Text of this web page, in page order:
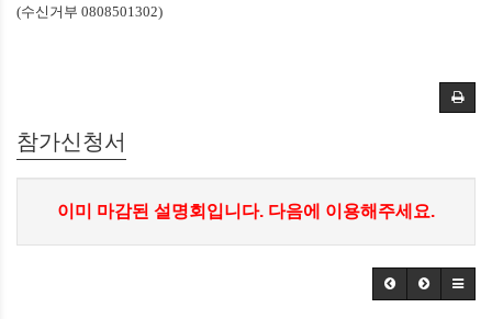
(수신거부 0808501302)
참가신청서
이미 마감된 설명회입니다. 다음에 이용해주세요.